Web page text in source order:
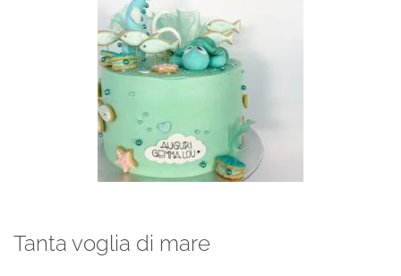
Tanta voglia di mare